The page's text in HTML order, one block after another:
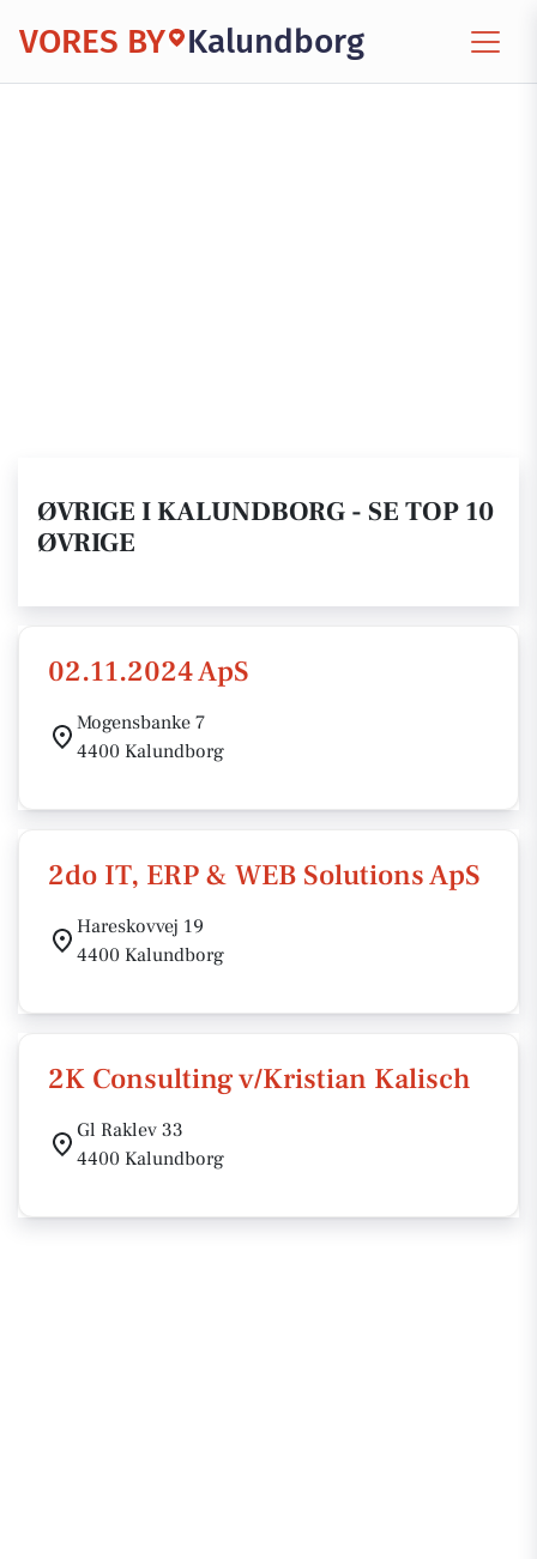
VORES BY Kalundborg
ØVRIGE I KALUNDBORG - SE TOP 10
ØVRIGE
02.11.2024 ApS
Mogensbanke 7
4400 Kalundborg
2do IT, ERP & WEB Solutions ApS
Hareskovvej 19
4400 Kalundborg
2K Consulting v/Kristian Kalisch
Gl Raklev 33
4400 Kalundborg